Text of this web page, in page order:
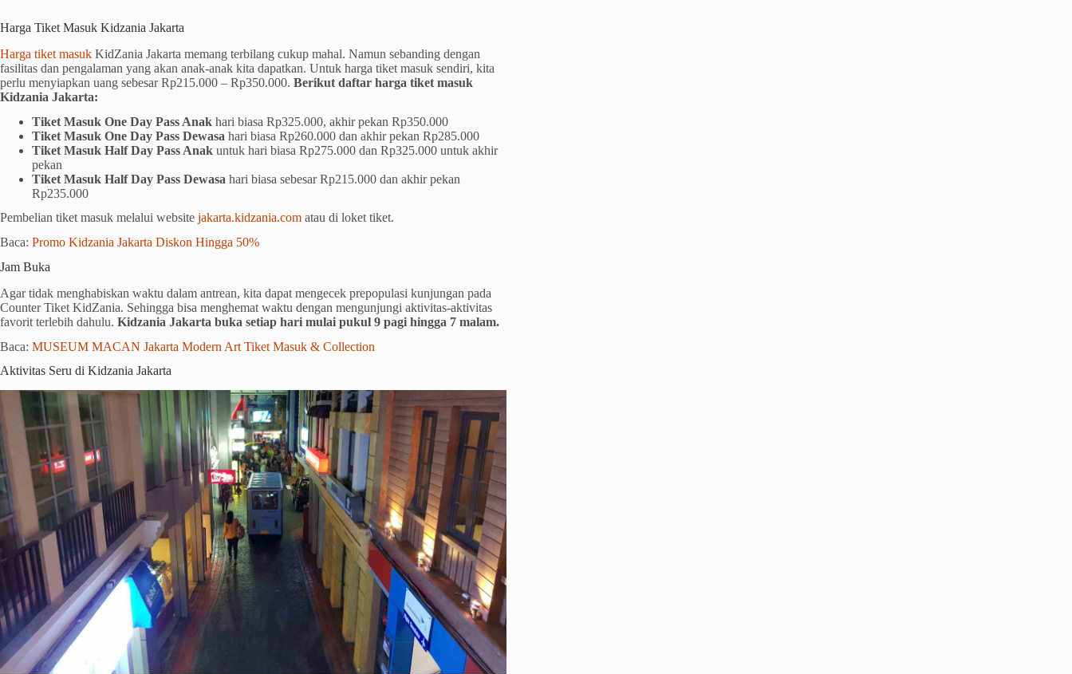
Harga Tiket Masuk Kidzania Jakarta
Harga tiket masuk KidZania Jakarta memang terbilang cukup mahal. Namun sebanding dengan
fasilitas dan pengalaman yang akan anak-anak kita dapatkan. Untuk harga tiket masuk sendiri, kita
perlu menyiapkan uang sebesar Rp215.000 – Rp350.000. Berikut daftar harga tiket masuk
Kidzania Jakarta:
Tiket Masuk One Day Pass Anak hari biasa Rp325.000, akhir pekan Rp350.000
Tiket Masuk One Day Pass Dewasa hari biasa Rp260.000 dan akhir pekan Rp285.000
Tiket Masuk Half Day Pass Anak untuk hari biasa Rp275.000 dan Rp325.000 untuk akhir
pekan
Tiket Masuk Half Day Pass Dewasa hari biasa sebesar Rp215.000 dan akhir pekan
Rp235.000
Pembelian tiket masuk melalui website jakarta.kidzania.com atau di loket tiket.
Baca: Promo Kidzania Jakarta Diskon Hingga 50%
Jam Buka
Agar tidak menghabiskan waktu dalam antrean, kita dapat mengecek prepopulasi kunjungan pada
Counter Tiket KidZania. Sehingga bisa menghemat waktu dengan mengunjungi aktivitas-aktivitas
favorit terlebih dahulu. Kidzania Jakarta buka setiap hari mulai pukul 9 pagi hingga 7 malam.
Baca: MUSEUM MACAN Jakarta Modern Art Tiket Masuk & Collection
Aktivitas Seru di Kidzania Jakarta